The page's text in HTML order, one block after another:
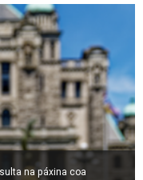
na páxina coa